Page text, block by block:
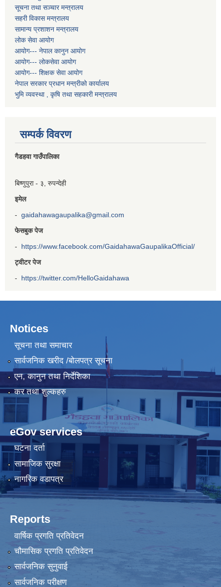
सूचना तथा सञ्चार मन्त्रालय
सहरी विकास मन्त्रालय
सामान्य प्रशाशन मन्त्रालय
लोक सेवा आयोग
आयोग--- नेपाल कानुन आयोग
आयोग--- लोकसेवा आयोग
आयोग--- शिक्षक सेवा आयोग
नेपाल सरकार प्रधान मन्त्रीको कार्यालय
भुमि व्यवस्था , कृषि तथा सहकारी मन्त्रालय
सम्पर्क विवरण
गैडहवा गाउँपालिका
बिष्णुपुरा - ३, रुपन्देही
इमेल
- gaidahawagaupalika@gmail.com
फेसबुक पेज
- https://www.facebook.com/GaidahawaGaupalikaOfficial/
ट्वीटर पेज
- https://twitter.com/HelloGaidahawa
Notices
सूचना तथा समाचार
सार्वजनिक खरीद /बोलपत्र सूचना
एन, कानुन तथा निर्देशिका
कर तथा शुल्कहरु
eGov services
घटना दर्ता
सामाजिक सुरक्षा
नागरिक वडापत्र
Reports
वार्षिक प्रगति प्रतिवेदन
चौमासिक प्रगति प्रतिवेदन
सार्वजनिक सुनुवाई
सार्वजनिक परीक्षण